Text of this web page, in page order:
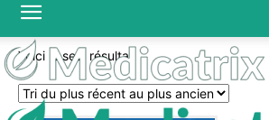
Voici le seul résultat